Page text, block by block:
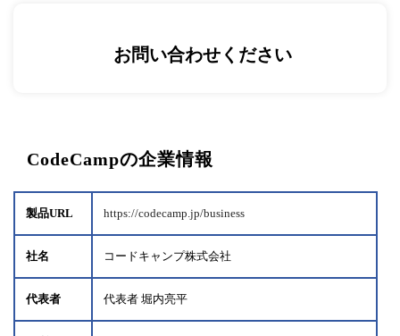
お問い合わせください
CodeCampの企業情報
製品URL https://codecamp.jp/business
社名 コードキャンプ株式会社
代表者 代表者 堀内亮平